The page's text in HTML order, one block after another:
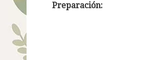
Preparación: